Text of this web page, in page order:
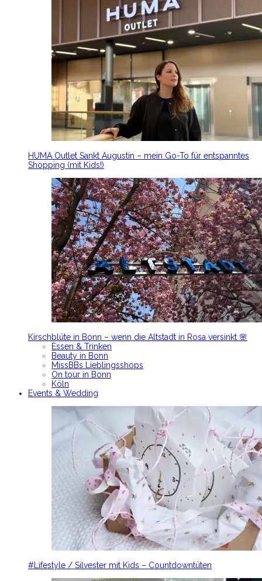
HUMA Outlet Sankt Augustin – mein Go-To für entspanntes
Shopping (mit Kids!)
Kirschblüte in Bonn – wenn die Altstadt in Rosa versinkt 🌸
Essen & Trinken
Beauty in Bonn
MissBBs Lieblingsshops
On tour in Bonn
Köln
Events & Wedding
#Lifestyle / Silvester mit Kids – Countdowntüten